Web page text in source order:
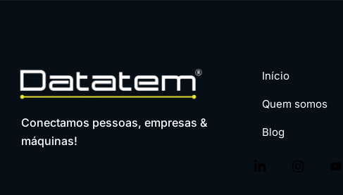
Conectamos pessoas, empresas &
máquinas!
Início
Quem somos
Blog